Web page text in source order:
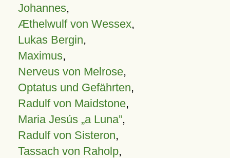
Johannes,
Æthelwulf von Wessex,
Lukas Bergin,
Maximus,
Nerveus von Melrose,
Optatus und Gefährten,
Radulf von Maidstone,
Maria Jesús „a Luna”,
Radulf von Sisteron,
Tassach von Raholp,